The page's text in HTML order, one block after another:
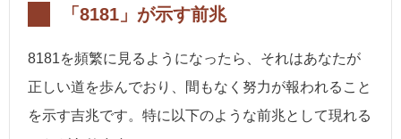
「8181」が示す前兆
8181を頻繁に見るようになったら、それはあなたが
正しい道を歩んでおり、間もなく努力が報われること
を示す吉兆です。特に以下のような前兆として現れる